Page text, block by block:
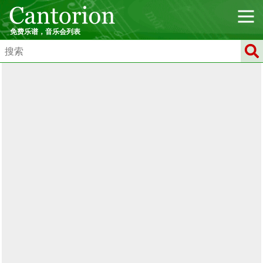
免费乐谱，音乐会列表